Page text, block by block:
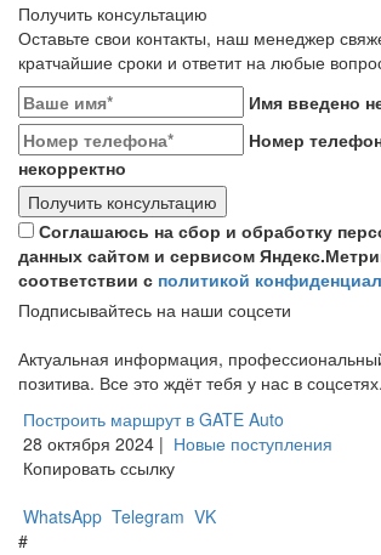
Получить консультацию
Оставьте свои контакты, наш менеджер
кратчайшие сроки и ответит на любые
Имя введено
Номер
некорректно
Получить консультацию
Соглашаюсь на сбор и обработку
данных сайтом и сервисом
соответствии с политикой
Подписывайтесь на наши соцсети
Актуальная информация,
позитива. Все это ждёт тебя у нас в соцсетях.
Построить маршрут в GATE Auto
28 октября 2024 | Новые поступления
Копировать ссылку
WhatsApp Telegram VK
#